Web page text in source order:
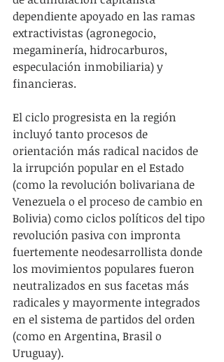
dependiente apoyado en las ramas
extractivistas (agronegocio,
megaminería, hidrocarburos,
especulación inmobiliaria) y
financieras.
El ciclo progresista en la región
incluyó tanto procesos de
orientación más radical nacidos de
la irrupción popular en el Estado
(como la revolución bolivariana de
Venezuela o el proceso de cambio en
Bolivia) como ciclos políticos del tipo
revolución pasiva con impronta
fuertemente neodesarrollista donde
los movimientos populares fueron
neutralizados en sus facetas más
radicales y mayormente integrados
en el sistema de partidos del orden
(como en Argentina, Brasil o
Uruguay).